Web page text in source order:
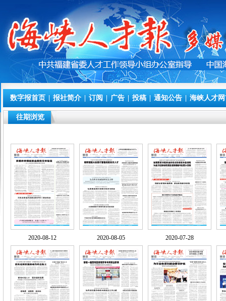
数字报首页 报社简介 订阅 广告 投稿 通知公告 海峡人才
往期浏览
2020-08-12 2020-08-05 2020-07-28